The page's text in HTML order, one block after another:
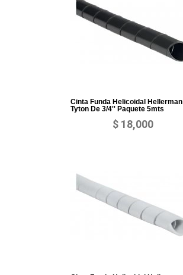
Cinta Funda Helicoidal Hellerman
Tyton De 3/4'' Paquete 5mts
$ 18,000